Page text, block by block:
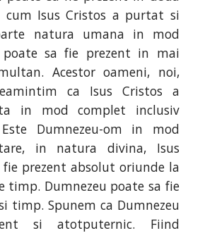
Isus Cristos a purtat si
natura umana in mod
sa fie prezent in mai
Acestor oameni, noi,
ca Isus Cristos a
in mod complet inclusiv
Dumnezeu-om in mod
in natura divina, Isus
fie prezent absolut oriunde la
timp. Dumnezeu poate sa fie
timp. Spunem ca Dumnezeu
si atotputernic. Fiind